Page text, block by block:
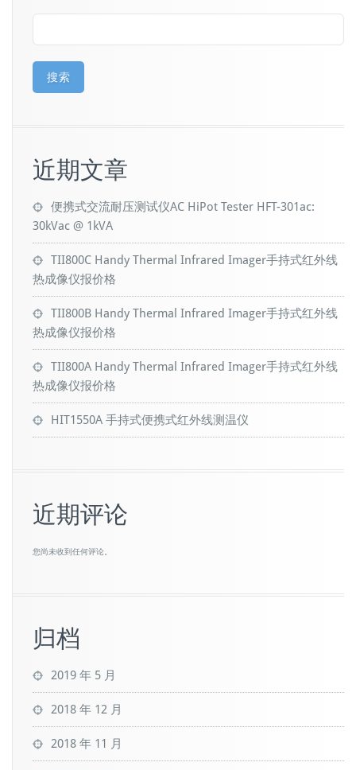
搜索
近期文章
便携式交流耐压测试仪AC HiPot Tester HFT-301ac:
30kVac @ 1kVA
TII800C Handy Thermal Infrared Imager手持式红外线
热成像仪报价格
TII800B Handy Thermal Infrared Imager手持式红外线
热成像仪报价格
TII800A Handy Thermal Infrared Imager手持式红外线
热成像仪报价格
HIT1550A 手持式便携式红外线测温仪
近期评论
您尚未收到任何评论。
归档
2019 年 5 月
2018 年 12 月
2018 年 11 月